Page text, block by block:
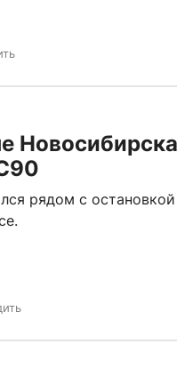
рядом с